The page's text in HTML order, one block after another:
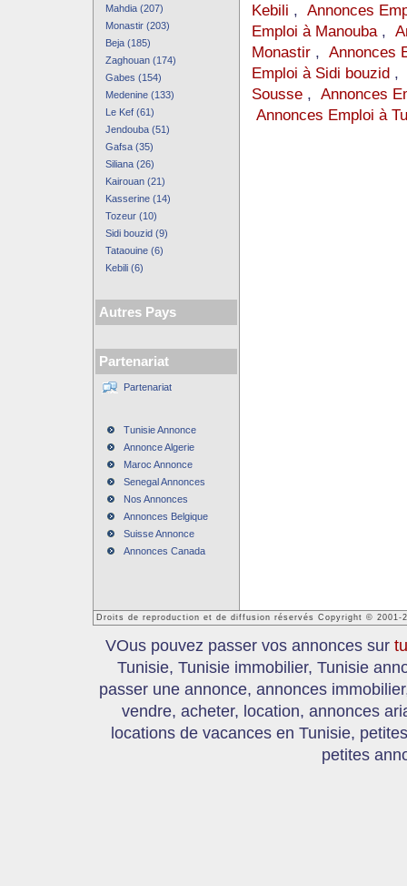
Mahdia (207)
Monastir (203)
Beja (185)
Zaghouan (174)
Gabes (154)
Medenine (133)
Le Kef (61)
Jendouba (51)
Gafsa (35)
Siliana (26)
Kairouan (21)
Kasserine (14)
Tozeur (10)
Sidi bouzid (9)
Tataouine (6)
Kebili (6)
Autres Pays
Partenariat
Partenariat
Tunisie Annonce
Annonce Algerie
Maroc Annonce
Senegal Annonces
Nos Annonces
Annonces Belgique
Suisse Annonce
Annonces Canada
Kebili , Annonces
Emploi à Manouba,
Monastir, Annonces
Emploi à Sidi bouzid,
Sousse, Annonces
Annonces Emploi à
Droits de reproduction et de diffusion réservés Copyright © 2001-
VOus pouvez passer vos annonces sur
Tunisie, Tunisie immobilier, Tunisie
passer une annonce, annonces
vendre, acheter, location, annonces
locations de vacances en Tunisie,
petites